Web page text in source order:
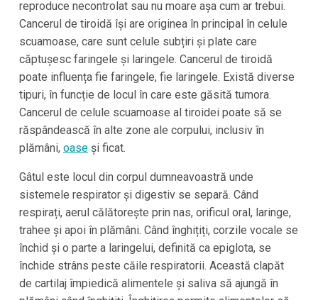
reproduce necontrolat sau nu moare așa cum ar trebui.
Cancerul de tiroidă își are originea în principal în celule
scuamoase, care sunt celule subțiri și plate care
căptușesc faringele și laringele. Cancerul de tiroidă
poate influența fie faringele, fie laringele. Există diverse
tipuri, în funcție de locul în care este găsită tumora.
Cancerul de celule scuamoase al tiroidei poate să se
răspândească în alte zone ale corpului, inclusiv în
plămâni, oaseși ficat.
Gâtul este locul din corpul dumneavoastră unde
sistemele respirator și digestiv se separă. Când
respirați, aerul călătorește prin nas, orificul oral, laringe,
trahee și apoi în plămâni. Când înghițiți, corzile vocale se
închid și o parte a laringelui, definită ca epiglota, se
închide strâns peste căile respiratorii. Această clapăt
de cartilaj împiedică alimentele și saliva să ajungă în